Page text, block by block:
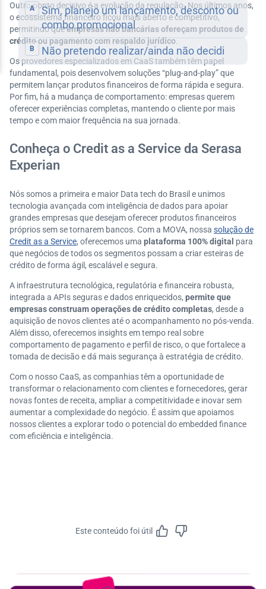
Outro ponto decisivo é a evolução da regulação. Nos últimos anos,
o ecossistema financeiro ficou mais aberto e competitivo,
permitindo queempresas não bancárias ofereçam produtos de
crédito ou pagamento com respaldo jurídico
Os provedores especializados em CaaS também têm papel
fundamental, pois desenvolvem soluções “plug-and-play” que
permitem lançar produtos financeiros de forma rápida e segura.
Por fim, há a mudança de comportamento: empresas querem
oferecer experiências completas, mantendo o cliente por mais
tempo e com maior frequência na sua jornada.
Conheça o Credit as a Service da Serasa
Experian
Nós somos a primeira e maior Data tech do Brasil e unimos
tecnologia avançada com inteligência de dados para apoiar
grandes empresas que desejam oferecer produtos financeiros
próprios sem se tornarem bancos. Com a MOVA, nossa solução de
Credit as a Service, oferecemos uma plataforma 100% digital para
que negócios de todos os segmentos possam a criar esteiras de
crédito de forma ágil, escalável e segura.
A infraestrutura tecnológica, regulatória e financeira robusta,
integrada a APIs seguras e dados enriquecidos, permite que
empresas construam operações de crédito completas, desde a
aquisição de novos clientes até o acompanhamento no pós-venda.
Além disso, oferecemos insights em tempo real sobre
comportamento de pagamento e perfil de risco, o que fortalece a
tomada de decisão e dá mais segurança à estratégia de crédito.
Com o nosso CaaS, as companhias têm a oportunidade de
transformar o relacionamento com clientes e fornecedores, gerar
novas fontes de receita, ampliar a competitividade e inovar sem
aumentar a complexidade do negócio. É assim que apoiamos
nossos clientes a explorar todo o potencial do embedded finance
com eficiência e inteligência.
Este conteúdo foi útil